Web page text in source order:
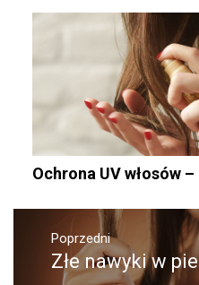
Ochrona UV włosów
Nawigacja
wpisuPoprzedni
Poprzedni
wpis:
Złe nawyki w